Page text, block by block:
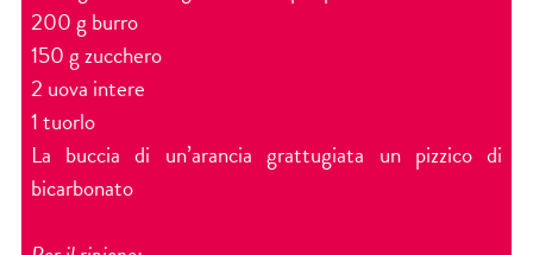
200 g burro
150 g zucchero
2 uova intere
1 tuorlo
La buccia di un’arancia grattugiata un pizzico di
bicarbonato